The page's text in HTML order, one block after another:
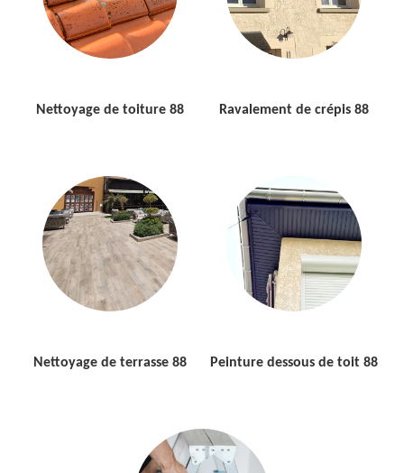
Nettoyage de toiture 88 Ravalement de crépis 88
Nettoyage de terrasse 88 Peinture dessous de toit 88